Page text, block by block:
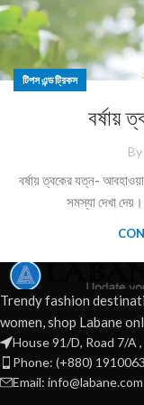
টিপস এন্ড ট্রিকস
বর্ষায়
By
বর্ষায় ত্বকের যত্ন-
সমস্যা দেখা দেয়।
Trendy fashion
women, shop Labane
House 91/D, Road 7/A
Phone: (+880)
Email: info@labane.com